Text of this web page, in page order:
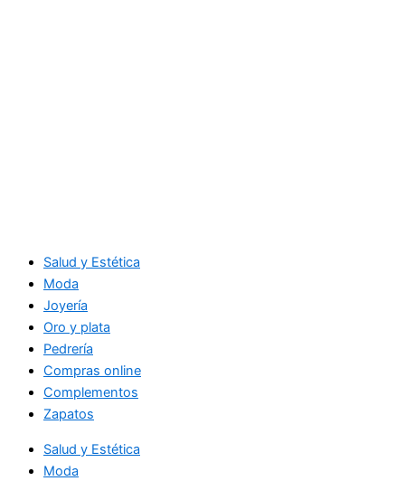
Salud y Estética
Moda
Joyería
Oro y plata
Pedrería
Compras online
Complementos
Zapatos
Salud y Estética
Moda